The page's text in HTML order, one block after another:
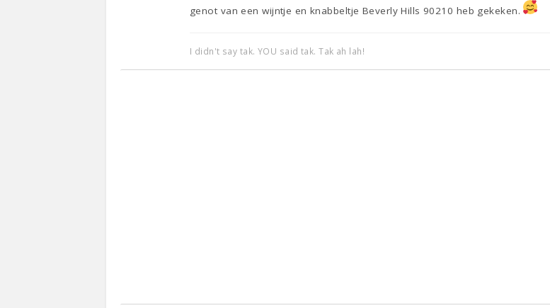
genot van een wijntje en knabbeltje Beverly Hills 90210 heb gekeken.
I didn't say tak. YOU said tak. Tak ah lah!